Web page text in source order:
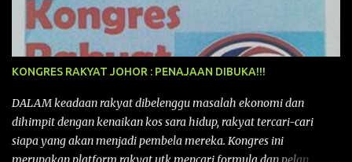
KONGRES RAKYAT JOHOR : PENAJAAN DIBUKA!!!
DALAM keadaan rakyat dibelenggu masalah ekonomi dan
dihimpit dengan kenaikan kos sara hidup, rakyat tercari-cari
siapa yang akan menjadi pembela mereka. Kongres ini